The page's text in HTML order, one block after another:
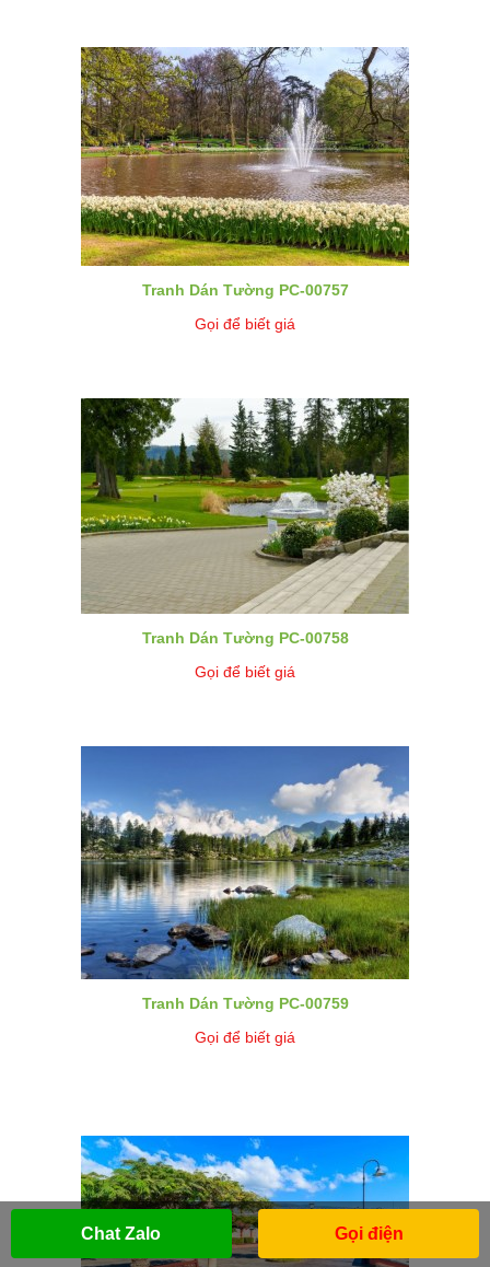
Tranh Dán Tường PC-00757
Gọi để biết giá
Tranh Dán Tường PC-00758
Gọi để biết giá
Tranh Dán Tường PC-00759
Gọi để biết giá
Chat Zalo Gọi điện